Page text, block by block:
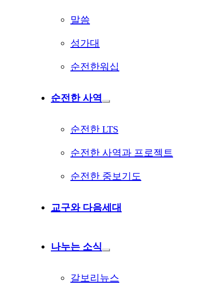
말씀
성가대
순전한워십
순전한 사역
순전한 LTS
순전한 사역과 프로젝트
순전한 중보기도
교구와 다음세대
나누는 소식
갈보리뉴스